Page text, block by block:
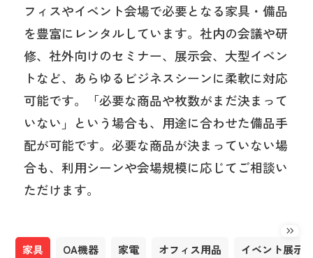
フィスやイベント会場で必要となる家具・備品
を豊富にレンタルしています。社内の会議や研
修、社外向けのセミナー、展示会、大型イベン
トなど、あらゆるビジネスシーンに柔軟に対応
可能です。「必要な商品や枚数がまだ決まって
いない」という場合も、用途に合わせた備品手
配が可能です。必要な商品が決まっていない場
合も、利用シーンや会場規模に応じてご相談い
ただけます。
家具 OA機器 家電 オフィス用品 イベント展示